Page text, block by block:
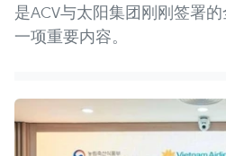
是ACV与太阳集团刚刚签署
一项重要内容。